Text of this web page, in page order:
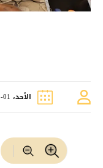
الأحد، 01-02-2026